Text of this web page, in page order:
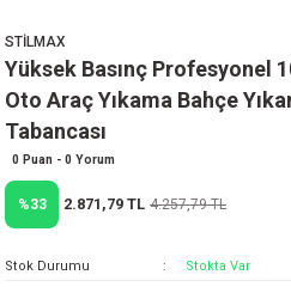
Makinesi
Mikser
STİLMAX
Yüksek Basınç Profesyonel
Oto Araç Yıkama Bahçe
Tabancası
0 Puan - 0 Yorum
%33 2.871,79 TL 4.257,79 TL
Stok Durumu Stokta Var